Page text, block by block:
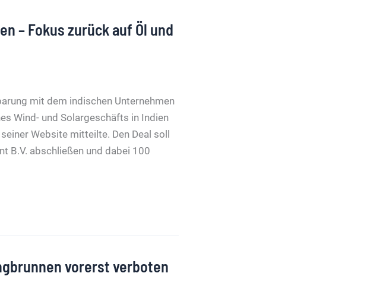
– Fokus zurück auf Öl und
mit dem indischen Unternehmen
Wind- und Solargeschäfts in Indien
Website mitteilte. Den Deal soll
B.V. abschließen und dabei 100
vorerst verboten